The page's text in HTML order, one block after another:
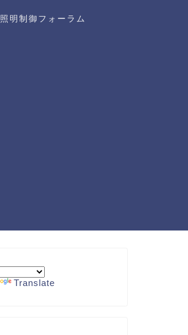
照明制御フォーラム
Translate